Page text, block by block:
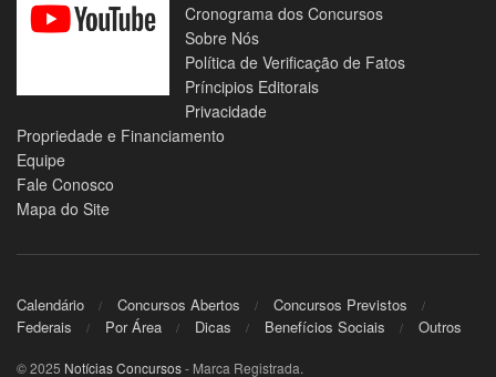
Cronograma dos Concursos
Sobre Nós
Política de Verificação de Fatos
Príncipios Editorais
Privacidade
Propriedade e Financiamento
Equipe
Fale Conosco
Mapa do Site
Calendário Concursos Abertos
Concursos Previstos
Federais
Por Área Dicas Benefícios Sociais Outros
© 2025 Notícias Concursos- Marca Registrada.